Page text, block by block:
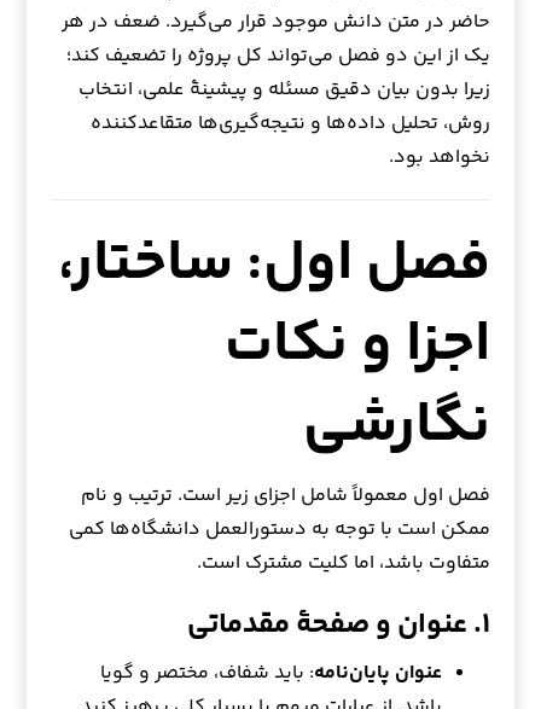
حاضر در متن دانش موجود قرار می‌گیرد. ضعف در هر
یک از این دو فصل می‌تواند کل پروژه را تضعیف کند؛
زیرا بدون بیان دقیق مسئله و پیشینهٔ علمی، انتخاب
روش، تحلیل داده‌ها و نتیجه‌گیری‌ها متقاعدکننده
نخواهد بود.
فصل اول: ساختار،
اجزا و نکات
نگارشی
فصل اول معمولاً شامل اجزای زیر است. ترتیب و نام
ممکن است با توجه به دستورالعمل دانشگاه‌ها کمی
متفاوت باشد، اما کلیت مشترک است.
۱. عنوان و صفحهٔ مقدماتی
عنوان پایان‌نامه: باید شفاف، مختصر و گویا